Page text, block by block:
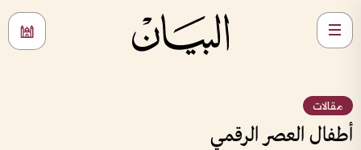
مقالات
أطفال العصر الرقمي